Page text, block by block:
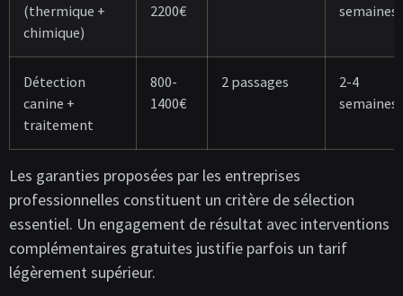
(thermique +
chimique)
2200€
semaines
Détection
canine +
traitement
800-
1400€
2 passages
2-4
semaines
Les garanties proposées par les entreprises
professionnelles constituent un critère de sélection
essentiel. Un engagement de résultat avec interventions
complémentaires gratuites justifie parfois un tarif
légèrement supérieur.